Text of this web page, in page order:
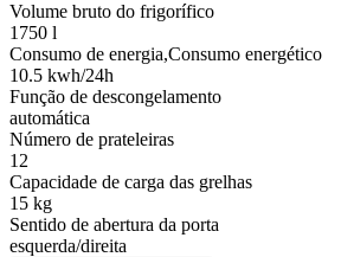
Volume bruto do frigorífico
1750 l
Consumo de energia,Consumo energético
10.5 kwh/24h
Função de descongelamento
automática
Número de prateleiras
12
Capacidade de carga das grelhas
15 kg
Sentido de abertura da porta
esquerda/direita